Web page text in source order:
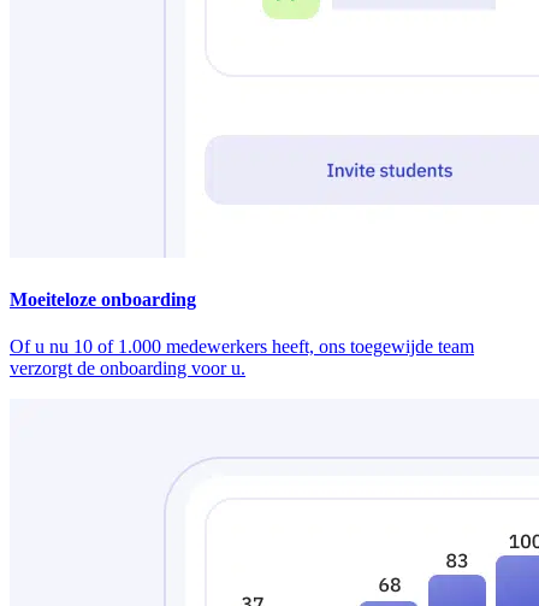
Moeiteloze onboarding
Of u nu 10 of 1.000 medewerkers heeft, ons toegewijde team
verzorgt de onboarding voor u.